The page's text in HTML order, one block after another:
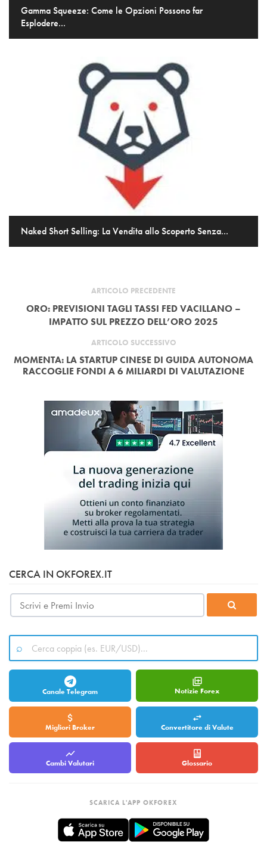
Gamma Squeeze: Come le Opzioni Possono far
Esplodere...
Naked Short Selling: La Vendita allo Scoperto Senza...
ARTICOLO PRECEDENTE
ORO: PREVISIONI TAGLI TASSI FED VACILLANO –
IMPATTO SUL PREZZO DELL’ORO 2025
ARTICOLO SUCCESSIVO
MOMENTA: LA STARTUP CINESE DI GUIDA AUTONOMA
RACCOGLIE FONDI A 6 MILIARDI DI VALUTAZIONE
CERCA IN OKFOREX.IT
Canale Telegram Notizie Forex
Migliori Broker Convertitore di Valute
Cambi Valutari Glossario
SCARICA L'APP OKFOREX